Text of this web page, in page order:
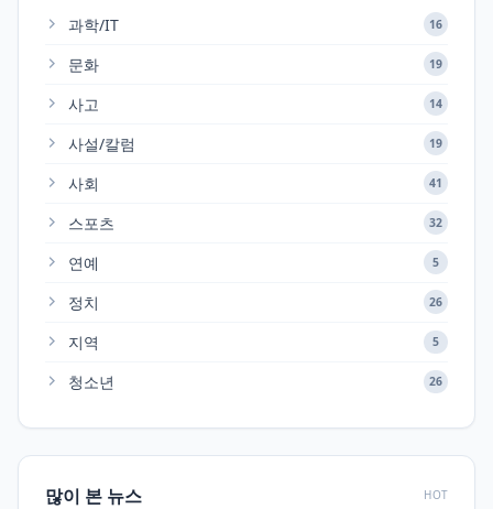
과학/IT 16
문화 19
사고 14
사설/칼럼 19
사회 41
스포츠 32
연예 5
정치 26
지역 5
청소년 26
많이 본 뉴스 HOT